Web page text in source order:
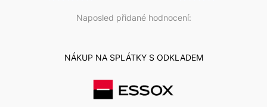
Naposled přidané hodnocení:
NÁKUP NA SPLÁTKY S ODKLADEM